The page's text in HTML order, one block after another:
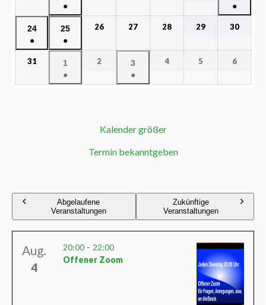
●
●
24
●
25
●
26 27 28 29 30
31
1
●
2
3
●
4 5 6
Kalender größer
Termin bekanntgeben
Abgelaufene
Veranstaltungen
Zukünftige
Veranstaltungen
Aug.
4
20:00 – 22:00
Offener Zoom